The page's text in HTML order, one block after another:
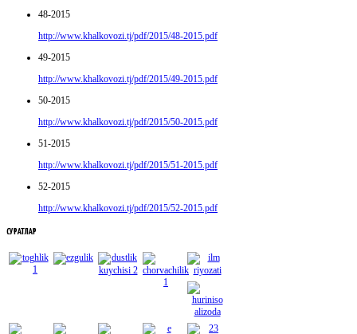
48-2015
http://www.khalkovozi.tj/pdf/2015/48-2015.pdf
49-2015
http://www.khalkovozi.tj/pdf/2015/49-2015.pdf
50-2015
http://www.khalkovozi.tj/pdf/2015/50-2015.pdf
51-2015
http://www.khalkovozi.tj/pdf/2015/51-2015.pdf
52-2015
http://www.khalkovozi.tj/pdf/2015/52-2015.pdf
СУРАТЛАР